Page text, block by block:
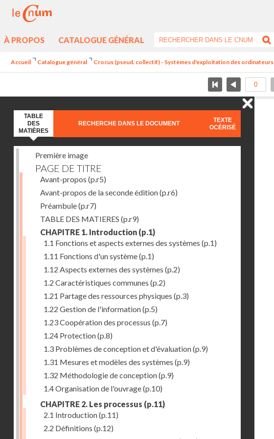
À PROPOS CATALOGUE GÉNÉRAL
Accueil Catalogue général Crocus (pseud. collectif) - Systèmes d'exploitation des ordinateurs
TABLE
DES
MATIÈRES
RECHERCHE DANS LE DOCUMENT
TEXTE
OCÉRISÉ
Première image
PAGE DE TITRE
Avant-propos (p.r5)
Avant-propos de la seconde édition(p.r6)
Préambule(p.r7)
TABLE DES MATIERES (p.r9)
CHAPITRE 1. Introduction (p.1)
1.1 Fonctions et aspects externes des systèmes (p.1)
1.11 Fonctions d'un système(p.1)
1.12 Aspects externes des systèmes (p.2)
1.2 Caractéristiques communes (p.2)
1.21 Partage des ressources physiques (p.3)
1.22 Gestion de l'information(p.5)
1.23 Coopération des processus (p.7)
1.24 Protection(p.8)
1.3 Problèmes de conception et d'évaluation(p.9)
1.31 Mesures et modèles des systèmes (p.9)
1.32 Méthodologie de conception(p.9)
1.4 Organisation de l'ouvrage(p.10)
CHAPITRE 2. Les processus (p.11)
2.1 Introduction(p.11)
2.2 Définitions (p.12)